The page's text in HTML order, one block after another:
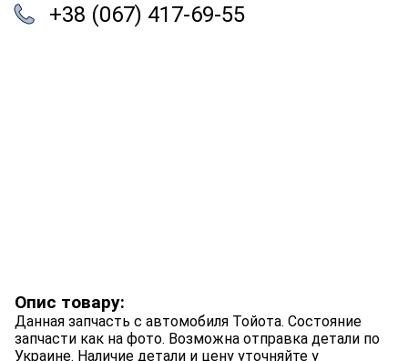
+38 (067) 417-69-55
Опис товару:
Данная запчасть с автомобиля Тойота. Состояние
запчасти как на фото. Возможна отправка детали по
Украине. Наличие детали и цену уточняйте у